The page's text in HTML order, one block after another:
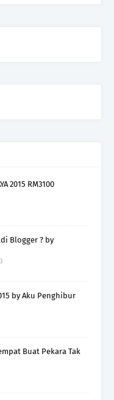
2015 RM3100
Blogger ? by
by Aku Penghibur
Buat Pekara Tak